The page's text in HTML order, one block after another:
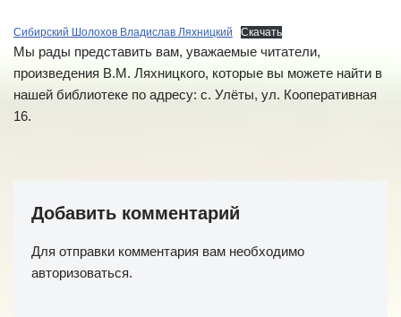
Сибирский Шолохов Владислав Ляхницкий Скачать
Мы рады представить вам, уважаемые читатели,
произведения В.М. Ляхницкого, которые вы можете найти в
нашей библиотеке по адресу: с. Улёты, ул. Кооперативная
16.
Добавить комментарий
Для отправки комментария вам необходимо
авторизоваться.